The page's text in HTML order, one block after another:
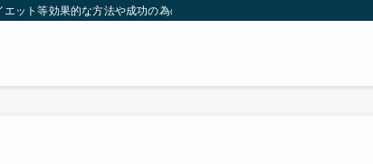
ット等効果的な方法や成功の為の秘訣等。太ったり悩んでいる方々が